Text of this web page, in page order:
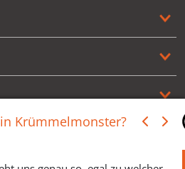
Krümmelmonster?